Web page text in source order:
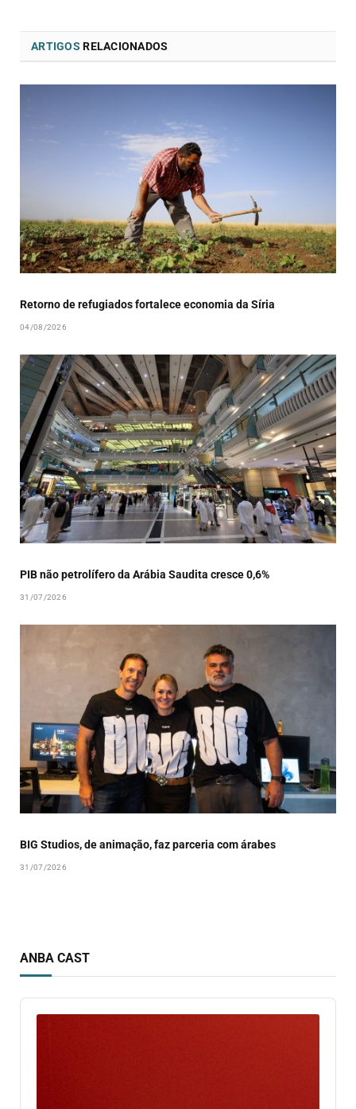
ARTIGOS RELACIONADOS
Retorno de refugiados fortalece economia da Síria
04/08/2026
PIB não petrolífero da Arábia Saudita cresce 0,6%
31/07/2026
BIG Studios, de animação, faz parceria com árabes
31/07/2026
ANBA CAST
Audio
Player